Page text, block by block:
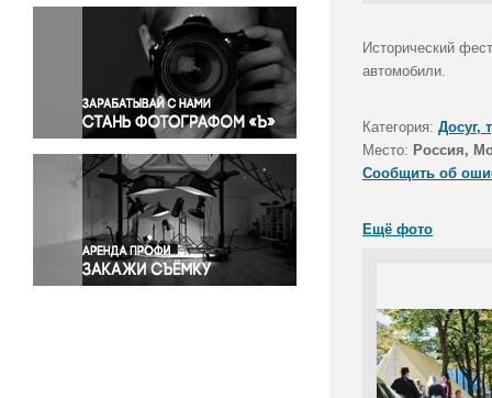
Окружающая среда
Политика
Правосудие
Происшествия и конфликты
Религия
Светская жизнь
Спорт
Экология
Экономика и бизнес
Исторический
автомобили.
Категория: Досуг,
Место: Россия,
Сообщить об
Ещё фото